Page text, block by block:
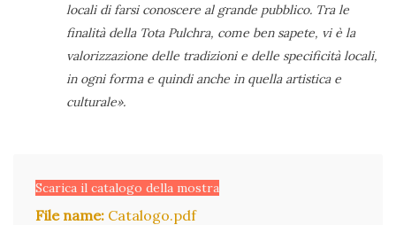
locali di farsi conoscere al grande pubblico. Tra le
finalità della Tota Pulchra, come ben sapete, vi è la
valorizzazione delle tradizioni e delle specificità locali,
in ogni forma e quindi anche in quella artistica e
culturale».
Scarica il catalogo della mostra
File name: Catalogo.pdf